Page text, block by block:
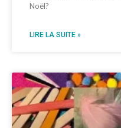
Noël?
LIRE LA SUITE »